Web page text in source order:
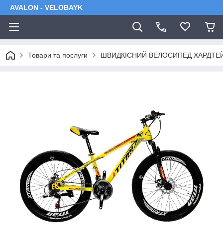
AVALON - VELOBAYK
Товари та послуги ШВИДКІСНИЙ ВЕЛОСИПЕД